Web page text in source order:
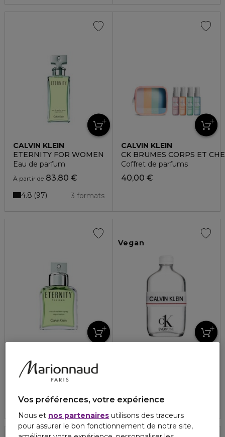
CALVIN KLEIN
ETERNITY FOR WOMEN
Eau de parfum
À partir de 83,80 €
3 formats
4.8 97
CALVIN KLEIN
CK BRUMES CORPS ET
Coffret de parfums
40,00 €
ETERNITY FOR MEN
Eau de toilette
68,40 €
2 formats
4.8 53
Vegan
Vos préférences, votre expérience
Nous et nos partenaires utilisons des traceurs
pour assurer le bon fonctionnement de notre site,